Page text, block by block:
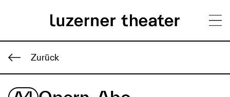
zum
H
a
Zurück